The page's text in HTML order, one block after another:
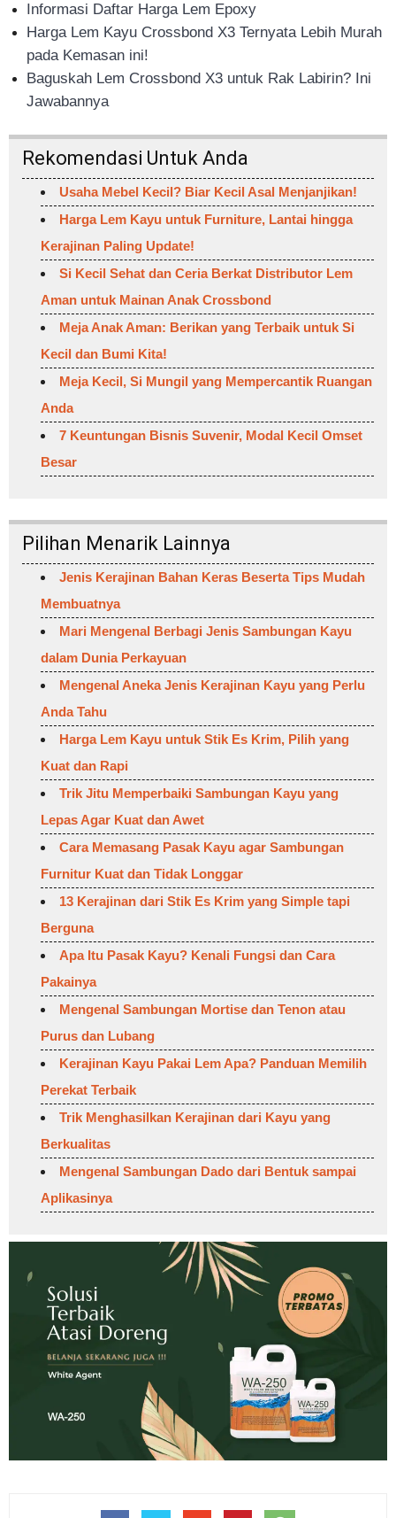
Informasi Daftar Harga Lem Epoxy
Harga Lem Kayu Crossbond X3 Ternyata Lebih Murah
pada Kemasan ini!
Baguskah Lem Crossbond X3 untuk Rak Labirin? Ini
Jawabannya
Rekomendasi Untuk Anda
Usaha Mebel Kecil? Biar Kecil Asal Menjanjikan!
Harga Lem Kayu untuk Furniture, Lantai hingga
Kerajinan Paling Update!
Si Kecil Sehat dan Ceria Berkat Distributor Lem
Aman untuk Mainan Anak Crossbond
Meja Anak Aman: Berikan yang Terbaik untuk Si
Kecil dan Bumi Kita!
Meja Kecil, Si Mungil yang Mempercantik Ruangan
Anda
7 Keuntungan Bisnis Suvenir, Modal Kecil Omset
Besar
Pilihan Menarik Lainnya
Jenis Kerajinan Bahan Keras Beserta Tips Mudah
Membuatnya
Mari Mengenal Berbagi Jenis Sambungan Kayu
dalam Dunia Perkayuan
Mengenal Aneka Jenis Kerajinan Kayu yang Perlu
Anda Tahu
Harga Lem Kayu untuk Stik Es Krim, Pilih yang
Kuat dan Rapi
Trik Jitu Memperbaiki Sambungan Kayu yang
Lepas Agar Kuat dan Awet
Cara Memasang Pasak Kayu agar Sambungan
Furnitur Kuat dan Tidak Longgar
13 Kerajinan dari Stik Es Krim yang Simple tapi
Berguna
Apa Itu Pasak Kayu? Kenali Fungsi dan Cara
Pakainya
Mengenal Sambungan Mortise dan Tenon atau
Purus dan Lubang
Kerajinan Kayu Pakai Lem Apa? Panduan Memilih
Perekat Terbaik
Trik Menghasilkan Kerajinan dari Kayu yang
Berkualitas
Mengenal Sambungan Dado dari Bentuk sampai
Aplikasinya